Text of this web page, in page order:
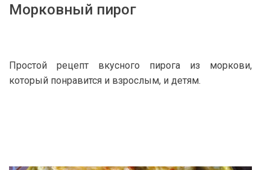
Морковный пирог
Простой рецепт вкусного пирога из моркови,
который понравится и взрослым, и детям.